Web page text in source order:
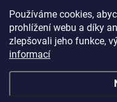
Používáme cookies,
prohlížení webu a díky
zlepšovali jeho funkce,
informací
Vložením e-mailu souhlasíte
Přihlásit se